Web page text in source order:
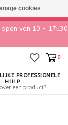
van 10 - 17u30
0
PROFESSIONELE
HULP
een product?
cookies